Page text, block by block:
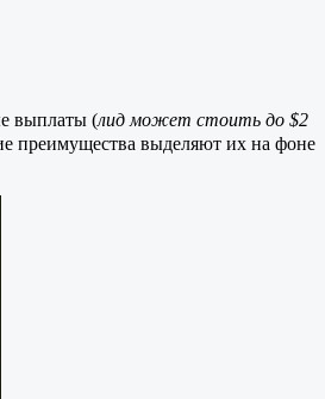
выплаты (лид может стоить до $2
преимущества выделяют их на фоне